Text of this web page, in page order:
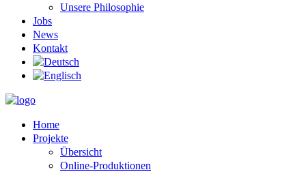
Unsere Philosophie
Jobs
News
Kontakt
Home
Projekte
Übersicht
Online-Produktionen